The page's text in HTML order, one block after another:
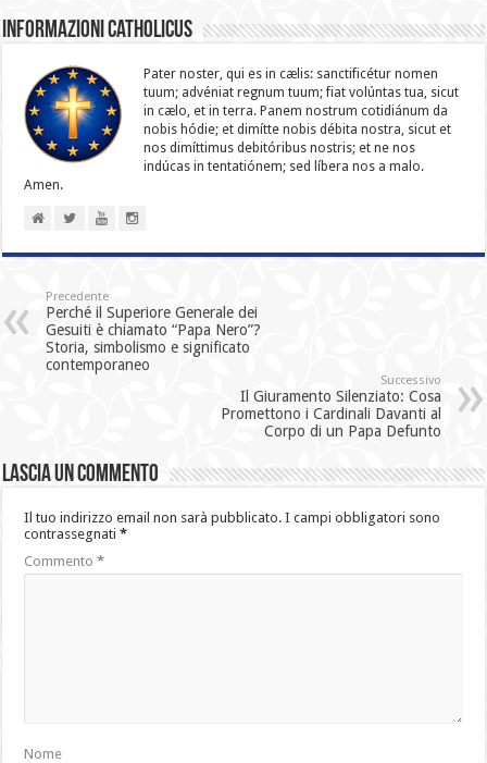
Informazioni catholicus
Pater noster, qui es in cælis: sanc­ti­ficétur nomen
tuum; advéniat regnum tuum; fiat volúntas tua, sicut
in cælo, et in terra. Panem nostrum cotidiánum da
nobis hódie; et dimítte nobis débita nostra, sicut et
nos dimíttimus debitóribus nostris; et ne nos
indúcas in ten­ta­tiónem; sed líbera nos a malo.
Amen.
Precedente
Perché il Superiore Generale dei
Gesuiti è chiamato “Papa Nero”?
Storia, simbolismo e significato
contemporaneo
Successivo
Il Giuramento Silenziato: Cosa
Promettono i Cardinali Davanti al
Corpo di un Papa Defunto
Lascia un commento
Il tuo indirizzo email non sarà pubblicato. I campi obbligatori sono
contrassegnati*
Commento*
Nome